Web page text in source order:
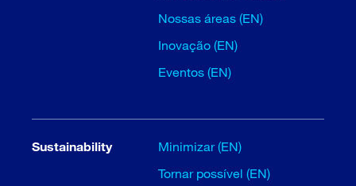
Nossas áreas (EN)
Inovação (EN)
Eventos (EN)
Sustainability
Minimizar (EN)
Tornar possível (EN)